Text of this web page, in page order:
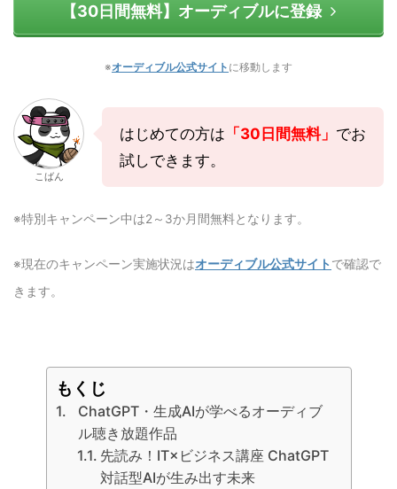
【30日間無料】オーディブルに登録
※オーディブル公式サイト に移動します
こばん
はじめての方は 「30日間無料」 でお
試しできます。
※特別キャンペーン中は2～3か月間無料となります。
※現在のキャンペーン実施状況はオーディブル公式サイト で確認で
きます。
もくじ
ChatGPT・生成AIが学べるオーディブ
ル聴き放題作品
先読み！IT×ビジネス講座 ChatGPT
対話型AIが生み出す未来